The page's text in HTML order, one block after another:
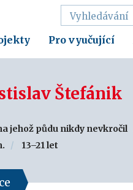
Pro vyučující
Štefánik
jehož půdu nikdy nevkročil
13–21 let